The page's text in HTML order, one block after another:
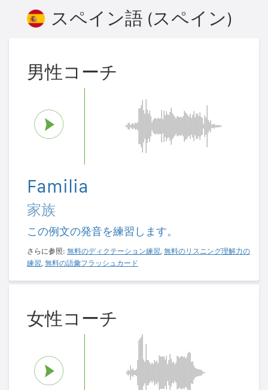
スペイン語 (スペイン)
男性コーチ
Familia
家族
この例文の発音を練習します。
さらに参照: 無料のディクテーション練習, 無料のリスニング理解力の
練習, 無料の語彙フラッシュカード
女性コーチ